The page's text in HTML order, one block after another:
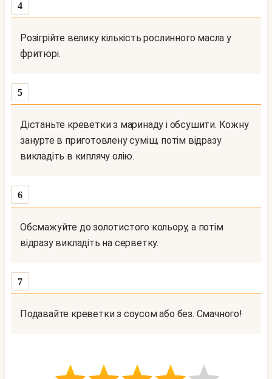
4
Розігрійте велику кількість рослинного масла у
фритюрі.
5
Дістаньте креветки з маринаду і обсушити. Кожну
занурте в приготовлену суміш, потім відразу
викладіть в киплячу олію.
6
Обсмажуйте до золотистого кольору, а потім
відразу викладіть на серветку.
7
Подавайте креветки з соусом або без. Смачного!